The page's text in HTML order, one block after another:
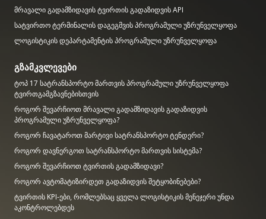
მრავალი გადამზიდავის ტვირთის გადაზიდვის API
სატვირთო ტერმინალის დაგეგმვის პროგრამული უზრუნველყოფა
ლოგისტიკის დეპარტამენტის პროგრამული უზრუნველყოფა
გზამკვლევები
ტოპ 17 სატრანსპორტო მართვის პროგრამული უზრუნველყოფა
ტვირთგამგზავნებისთვის
როგორ შევარჩიოთ მრავალი გადამზიდავის გადაზიდვის
პროგრამული უზრუნველყოფა?
როგორ ჩავატაროთ მარტივი სატრანსპორტო ტენდერი?
როგორ დავნერგოთ სატრანსპორტო მართვის სისტემა?
როგორ შევარჩიოთ ტვირთის გადამზიდავი?
როგორ ავტომატიზირდეთ გადაზიდვის შეტყობინებები?
ტვირთის KPI-ები, რომლებსაც ყველა ლოგისტიკის მენეჯერი უნდა
აკონტროლებდეს